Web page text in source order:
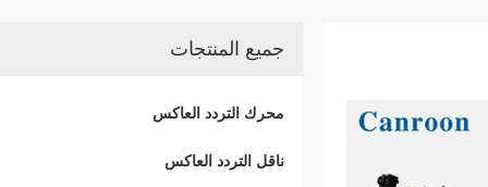
جميع المنتجات
محرك التردد العاكس
ناقل التردد العاكس